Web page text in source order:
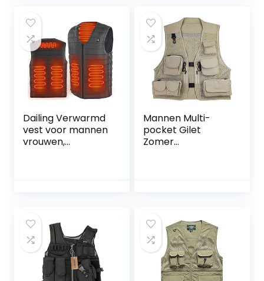
maat verstelbaar,
wasbaar, winter
warm vest jassen
voor jacht,
outdoor, camping
Dailing Verwarmd
vest voor mannen
vrouwen,
niveaus warmte-
instellingen voor
skiën wandelen
Mannen Multi-
pocket Gilet
Zomer